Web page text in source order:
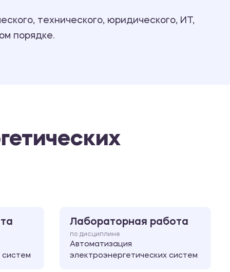
Ответы на билеты
технического, юридического, ИТ,
порядке.
систем
Лабораторная работа
по дисциплине
Автоматизация
электроэнергетических систем